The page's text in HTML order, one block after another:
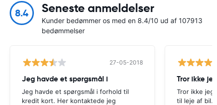
8.4 Seneste anmeldelser
Kunder bedømmer os med en 8.4/10 ud af 107913
bedømmelser
27-05-2018
Jeg havde et spørgsmål i
Jeg havde et spørgsmål i forhold til
kredit kort. Her kontaktede jeg
Tror ikke
Tror ikke jeg
til leje af bil.